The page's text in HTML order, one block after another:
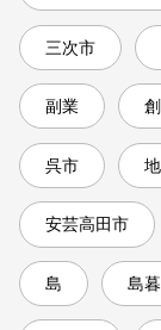
三次市
副業
呉市
安芸高田市
島 島